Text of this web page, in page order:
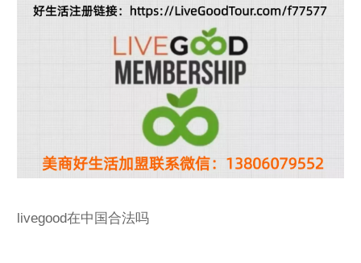
livegood在中国合法吗